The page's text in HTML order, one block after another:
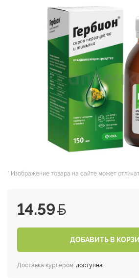
* Изображение товара на сайте может
14.59
ДОБАВИТЬ В
Доставка курьером: доступна